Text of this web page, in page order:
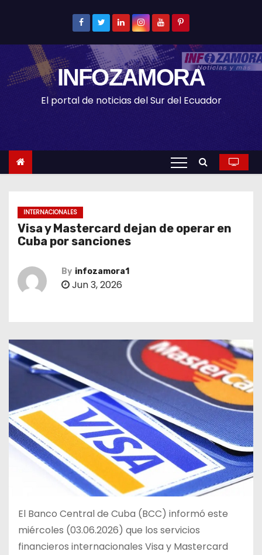
t
e
INFOZAMORA
El portal de noticias del Sur del Ecuador
INTERNACIONALES
Visa y Mastercard dejan de operar en
Cuba por sanciones
By infozamora1
Jun 3, 2026
El Banco Central de Cuba (BCC) informó este
miércoles (03.06.2026) que los servicios
financieros internacionales Visa y Mastercard